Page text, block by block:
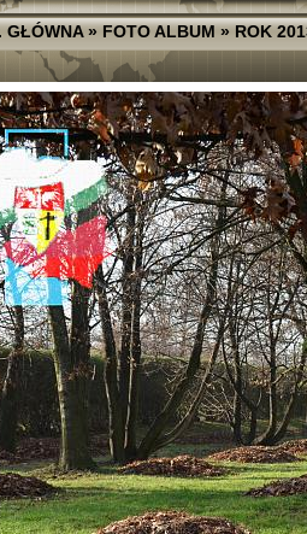
GŁÓWNA»FOTO ALBUM»ROK